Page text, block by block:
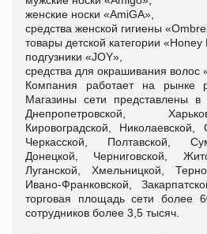
женские носки «AmiGA»,
средства женской гигиены
товары детской категории «Honey
подгузники «JOY»,
средства для окрашивания волос
Компания работает на рынке
Магазины сети представлены в
Днепропетровской,
Кировоградской, Николаевской,
Черкасской, Полтавской,
Донецкой, Черниговской,
Луганской, Хмельницкой,
Ивано-Франковской,
торговая площадь сети более
сотрудников более 3,5 тысяч.